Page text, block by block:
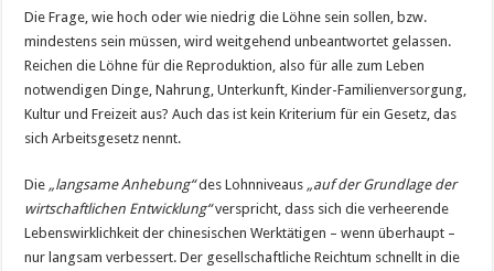
Die Frage, wie hoch oder wie niedrig die Löhne sein sollen, bzw.
mindestens sein müssen, wird weitgehend unbeantwortet gelassen.
Reichen die Löhne für die Reproduktion, also für alle zum Leben
notwendigen Dinge, Nahrung, Unterkunft, Kinder-Familienversorgung,
Kultur und Freizeit aus? Auch das ist kein Kriterium für ein Gesetz, das
sich Arbeitsgesetz nennt.
Die „langsame Anhebung“des Lohnniveaus „auf der Grundlage der
wirtschaftlichen Entwicklung“verspricht, dass sich die verheerende
Lebenswirklichkeit der chinesischen Werktätigen – wenn überhaupt –
nur langsam verbessert. Der gesellschaftliche Reichtum schnellt in die